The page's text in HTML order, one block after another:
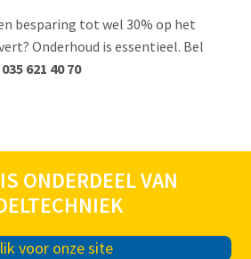
besparing tot wel 30% op het
Onderhoud is essentieel. Bel
035 621 40 70
ONDERDEEL VAN
voor onze site